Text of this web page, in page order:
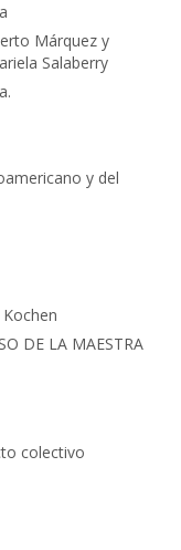
Márquez y
Salaberry
y del
DE LA MAESTRA
colectivo